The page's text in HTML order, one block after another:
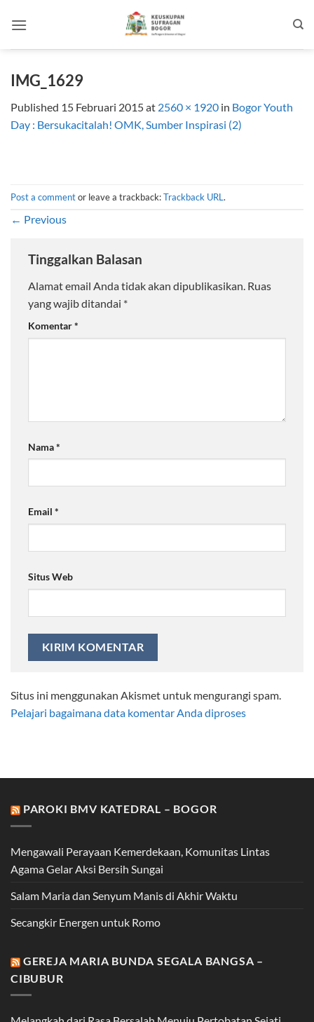
IMG_1629
Published 15 Februari 2015at 2560 × 1920 in Bogor Youth
Day : Bersukacitalah! OMK, Sumber Inspirasi (2)
Post a commentor leave a trackback:Trackback URL.
← Previous
Tinggalkan Balasan
Alamat email Anda tidak akan dipublikasikan. Ruas
yang wajib ditandai *
Komentar*
Nama*
Email *
Situs Web
Situs ini menggunakan Akismet untuk mengurangi spam.
Pelajari bagaimana data komentar Anda diproses
PAROKI BMV KATEDRAL – BOGOR
Mengawali Perayaan Kemerdekaan, Komunitas Lintas
Agama Gelar Aksi Bersih Sungai
Salam Maria dan Senyum Manis di Akhir Waktu
Secangkir Energen untuk Romo
GEREJA MARIA BUNDA SEGALA BANGSA –
CIBUBUR